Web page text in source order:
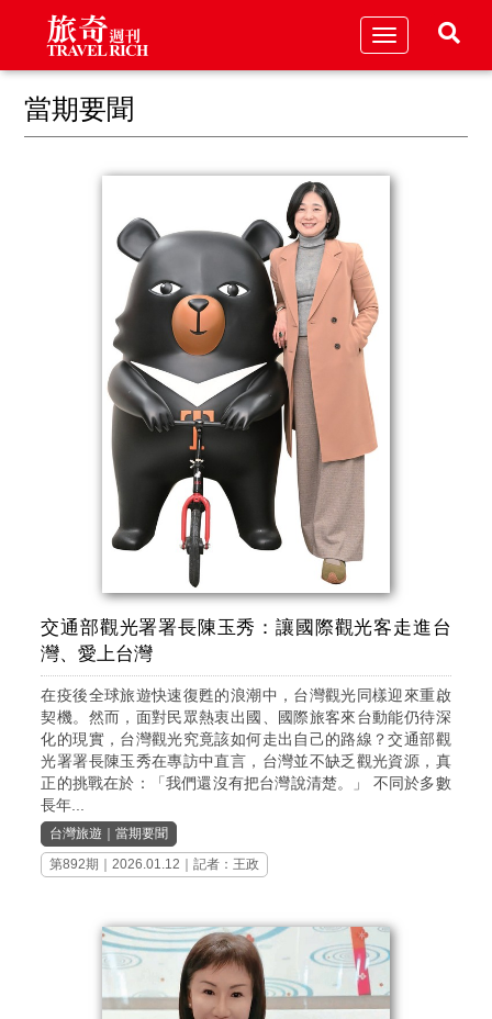
Toggle
當期要聞
交通部觀光署署長陳玉秀：讓國際觀光客走進台
灣、愛上台灣
在疫後全球旅遊快速復甦的浪潮中，台灣觀光同樣迎來重啟
契機。然而，面對民眾熱衷出國、國際旅客來台動能仍待深
化的現實，台灣觀光究竟該如何走出自己的路線？交通部觀
光署署長陳玉秀在專訪中直言，台灣並不缺乏觀光資源，真
正的挑戰在於：「我們還沒有把台灣說清楚。」 不同於多數
長年...
台灣旅遊 ｜當期要聞
第892期 ｜2026.01.12｜記者：王政